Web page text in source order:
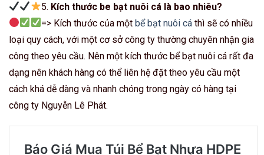
5. Kích thước be bạt nuôi cá là bao nhiêu?
=> Kích thước của một bể bạt nuôi cáthì sẽ có nhiều
loại quy cách, với một cơ sở công ty thường chuyên nhận gia
công theo yêu cầu. Nên một kích thước bể bạt nuôi cá rất đa
dạng nên khách hàng có thể liên hệ đặt theo yêu cầu một
cách khá dễ dàng và nhanh chóng trong ngày có hàng tại
công ty Nguyễn Lê Phát.